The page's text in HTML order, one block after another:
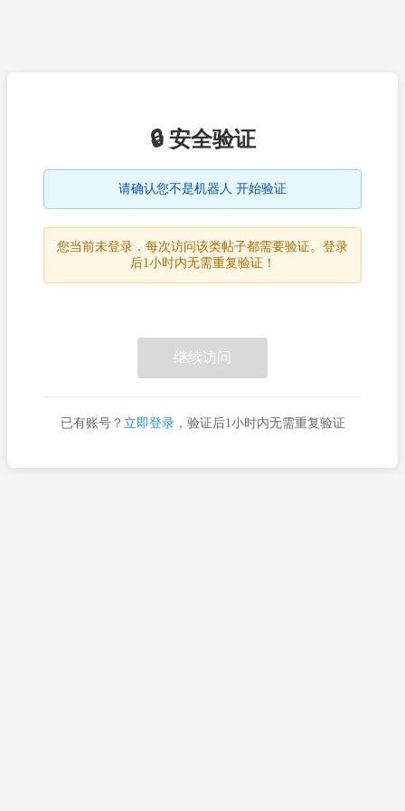
🔒 安全验证
请确认您不是机器人 开始验证
您当前未登录，每次访问该类帖子都需要验证。登录
后1小时内无需重复验证！
继续访问
已有账号？ 立即登录，验证后1小时内无需重复验证